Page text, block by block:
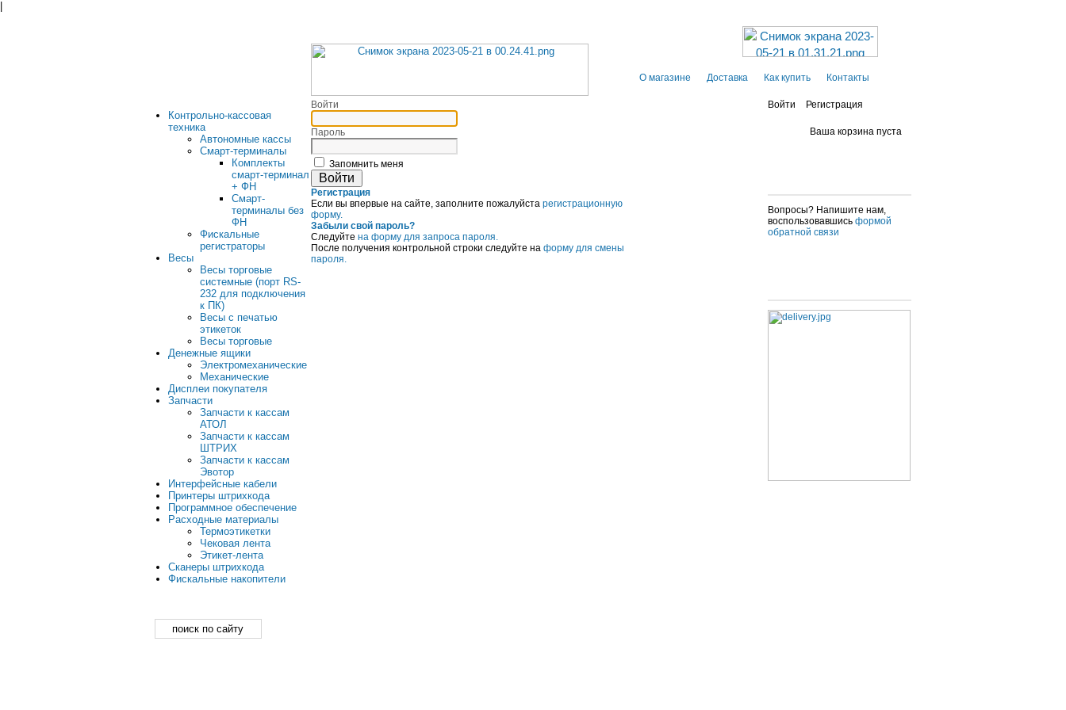
О магазине Доставка Как купить Контакты
Войти Регистрация
Ваша корзина пуста
Вопросы? Напишите нам,
воспользовавшись формой
обратной связи
Контрольно-кассовая
техника
Автономные кассы
Смарт-терминалы
Комплекты
смарт-терминал
+ ФН
Смарт-
терминалы без
ФН
Фискальные
регистраторы
Весы
Весы торговые
системные (порт RS-
232 для подключения
к ПК)
Весы с печатью
этикеток
Весы торговые
Денежные ящики
Электромеханические
Механические
Дисплеи покупателя
Запчасти
Запчасти к кассам
АТОЛ
Запчасти к кассам
ШТРИХ
Запчасти к кассам
Эвотор
Интерфейсные кабели
Принтеры штрихкода
Программное обеспечение
Расходные материалы
Термоэтикетки
Чековая лента
Этикет-лента
Сканеры штрихкода
Фискальные накопители
Войти
Пароль
Запомнить меня
Регистрация
Если вы впервые на сайте, заполните пожалуйста регистрационную
форму.
Забыли свой пароль?
Следуйте на форму для запроса пароля.
После получения контрольной строки следуйте на форму для смены
пароля.